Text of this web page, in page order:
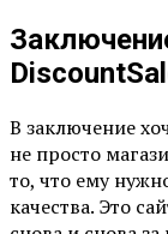
В заключение
не просто
то, что ему
качества. Это